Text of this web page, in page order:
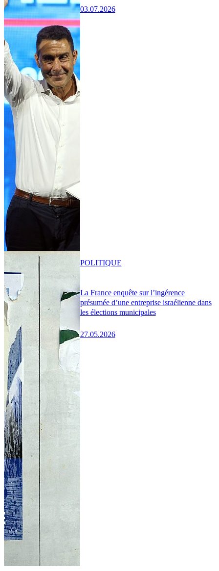
03.07.2026
La France enquête sur l’ingérence
présumée d’une entreprise israélienne dans
les élections municipales
27.05.2026
POLITIQUE